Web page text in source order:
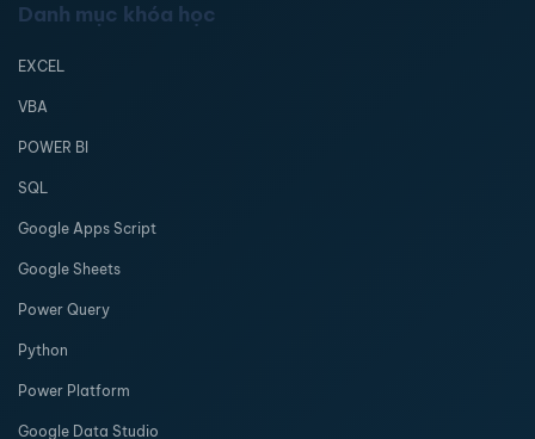
Danh mục khóa học
EXCEL
VBA
POWER BI
SQL
Google Apps Script
Google Sheets
Power Query
Python
Power Platform
Google Data Studio